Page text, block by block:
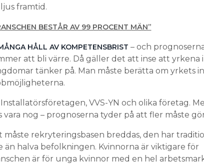
framtid.
BESTÅR AV 99 PROCENT MÄN”
HÅLL AV KOMPETENSBRIST – och
att bli värre. Då gäller det att inse att yrkena
tänker på. Man måste berätta om yrkets
VVS-YN och olika företag.
vara nog – prognoserna tyder på att fler måste
måste rekryteringsbasen breddas, den har
än halva befolkningen. Kvinnorna är viktigare för
är för unga kvinnor med en hel